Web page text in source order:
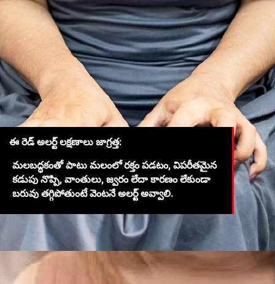
ఈ రెడ్ అలర్ట్ లక్షణాలు జాగ్రత్త:
మలబద్ధకంతో పాటు మలంలో రక్తం పడటం, విపరీతమైన
కడుపు నొప్పి, వాంతులు, జ్వరం లేదా కారణం లేకుండా
బరువు తగ్గిపోతుంటే వెంటనే అలర్ట్ అవ్వాలి.